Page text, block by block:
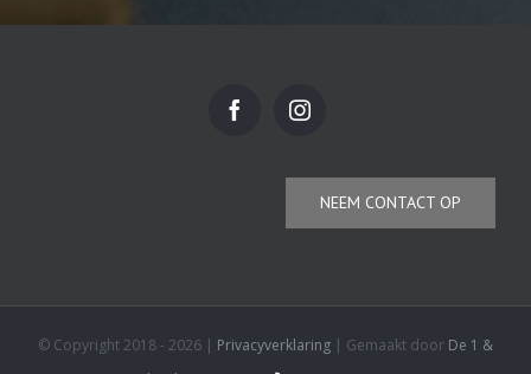
NEEM CONTACT OP
© Copyright 2018 - 2026 | Privacyverklaring | Gemaakt door De 1 &